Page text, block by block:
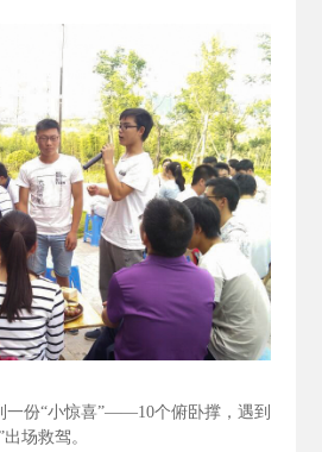
一份“小惊喜”——10个俯卧撑，遇到
场救驾。